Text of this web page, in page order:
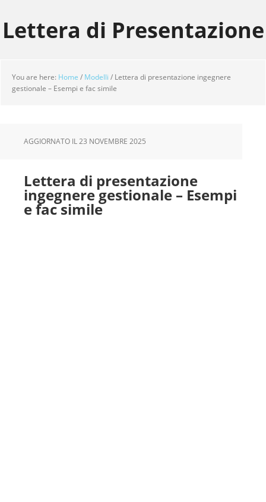
to
main
to
primary
to
footer
Lettera di Presentazione
You are here: Home / Modelli / Lettera di presentazione ingegnere
gestionale – Esempi e fac simile
AGGIORNATO IL23 NOVEMBRE 2025
Lettera di presentazione
ingegnere gestionale – Esempi
e fac simile